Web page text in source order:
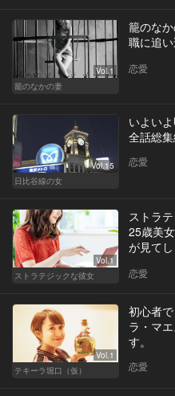
Vol.1
籠のなかの妻
籠のな
職に追
恋愛
Vol.15
日比谷線の女
いよい
全話総
恋愛
Vol.1
ストラテジックな彼女
ストラ
25歳美
が見て
恋愛
Vol.1
テキーラ堀口（仮）
初心者
ラ・マ
す。
恋愛